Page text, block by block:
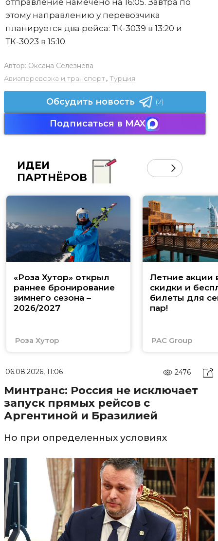
этому направлению у перевозчика
планируется два рейса: ТК-3039 в 13:20 и
ТК-3023 в 15:10.
Автор: Оксана Селезнева
Авиаперевозка и транспорт, Турция
Обсудить новость (2)
Подписаться в MAX
ИДЕИ
ПАРТНЁРОВ
«Роза Хутор» открыл
раннее бронирование
зимнего сезона –
2026/2027
Роза Хутор
Летние акции
скидки и
билеты для
пар!
PAC Group
06.08.2026, 11:06 2476
Минтранс: Россия не исключает
запуск прямых рейсов с
Аргентиной и Бразилией
Но при определенных условиях